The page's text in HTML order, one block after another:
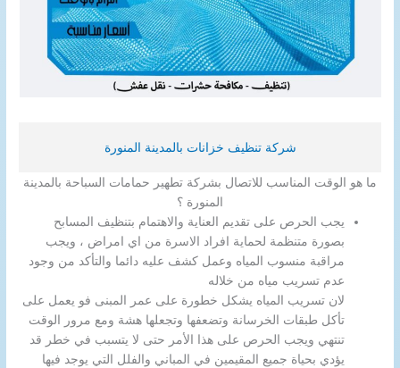
شركة تنظيف خزانات بالمدينة المنورة
ما هو الوقت المناسب للاتصال بشركة تطهير حمامات السباحة بالمدينة
المنورة ؟
يجب الحرص على تقديم العناية والاهتمام بتنظيف المسابح
بصورة متنظمة لحماية افراد الاسرة من اي امراض ، ويجب
مراقبة منسوب المياه وعمل كشف عليه دائما والتأكد من وجود
عدم تسريب مياه من خلاله
لان تسريب المياه يشكل خطورة على عمر المبنى فو يعمل على
تأكل طبقات الخرسانة وتضعفها وتجعلها هشة ومع مرور الوقت
تنتهي ويجب الحرص على هذا الأمر حتى لا يتسبب في خطر قد
يؤدي بحياة جميع المقيمين في المباني والفلل التي يوجد فيها